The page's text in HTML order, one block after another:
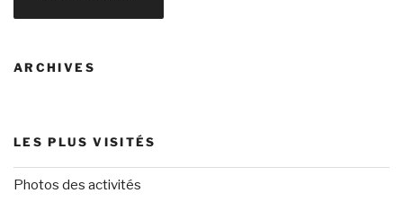
ARCHIVES
LES PLUS VISITÉS
Photos des activités